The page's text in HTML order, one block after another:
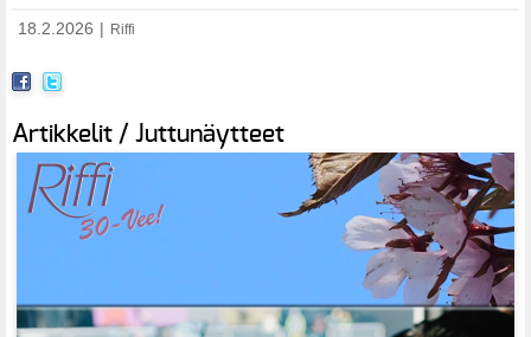
18.2.2026 Riffi
Artikkelit / Juttunäytteet